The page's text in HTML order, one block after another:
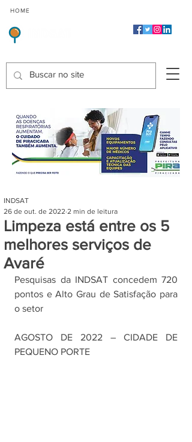
HOME
Limpeza está entre os 5
melhores serviços de
Avaré
INDSAT
26 de out. de 2022 2 min de leitura
Pesquisas da INDSAT concedem 720
pontos e Alto Grau de Satisfação para
o setor
AGOSTO DE 2022 – CIDADE DE
PEQUENO PORTE